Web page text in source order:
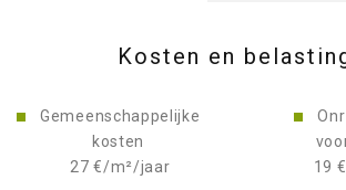
Kosten en
Gemeenschappelijke
kosten
27 €/m²/jaar
19